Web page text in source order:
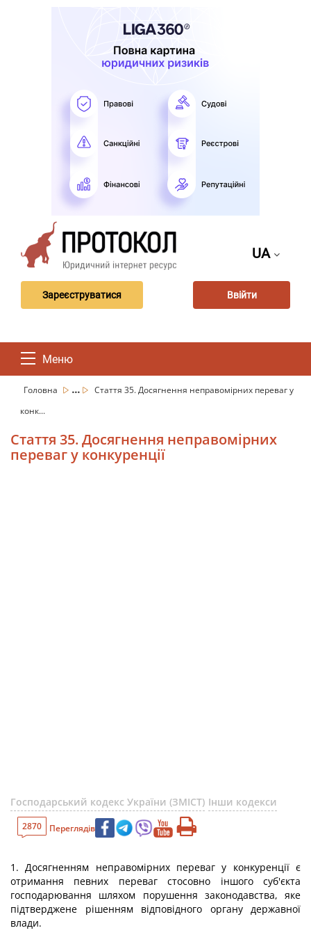
UA
Зареєструватися Ввійти
Меню
Головна ...
Стаття 35. Досягнення неправомірних переваг у
конк...
Стаття 35. Досягнення неправомірних
переваг у конкуренції
Господарський кодекс України (ЗМІСТ) Інши кодекси
2870 Переглядів
1. Досягненням неправомірних переваг у конкуренції є
отримання певних переваг стосовно іншого суб'єкта
господарювання шляхом порушення законодавства, яке
підтверджене рішенням відповідного органу державної
влади.